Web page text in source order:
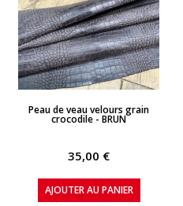
APERÇU RAPIDE
Peau de veau velours grain
crocodile - BRUN
35,00 €
AJOUTER AU PANIER